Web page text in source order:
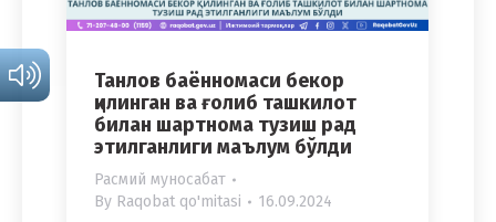
Танлов баённомаси бекор
қилинган ва ғолиб ташкилот
билан шартнома тузиш рад
этилганлиги маълум бўлди
Расмий муносабат
By Raqobat qo'mitasi 16.09.2024